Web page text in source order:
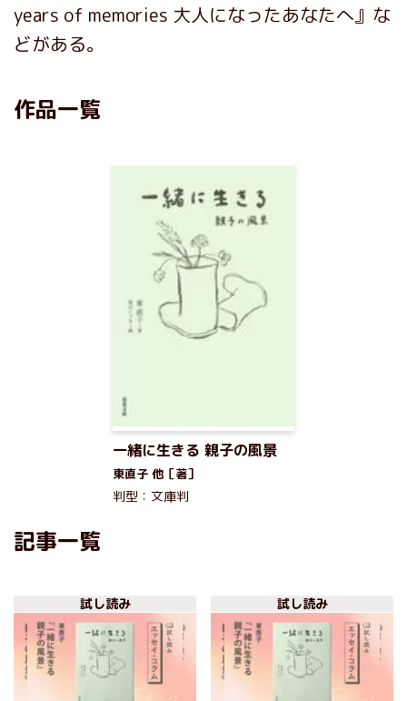
years of memories 大人になったあなたへ』な
どがある。
作品一覧
一緒に生きる 親子の風景
東直子 他［著］
判型：文庫判
記事一覧
試し読み 試し読み